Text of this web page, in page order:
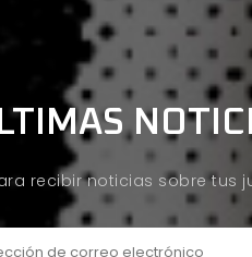
recibir noticias sobre tus